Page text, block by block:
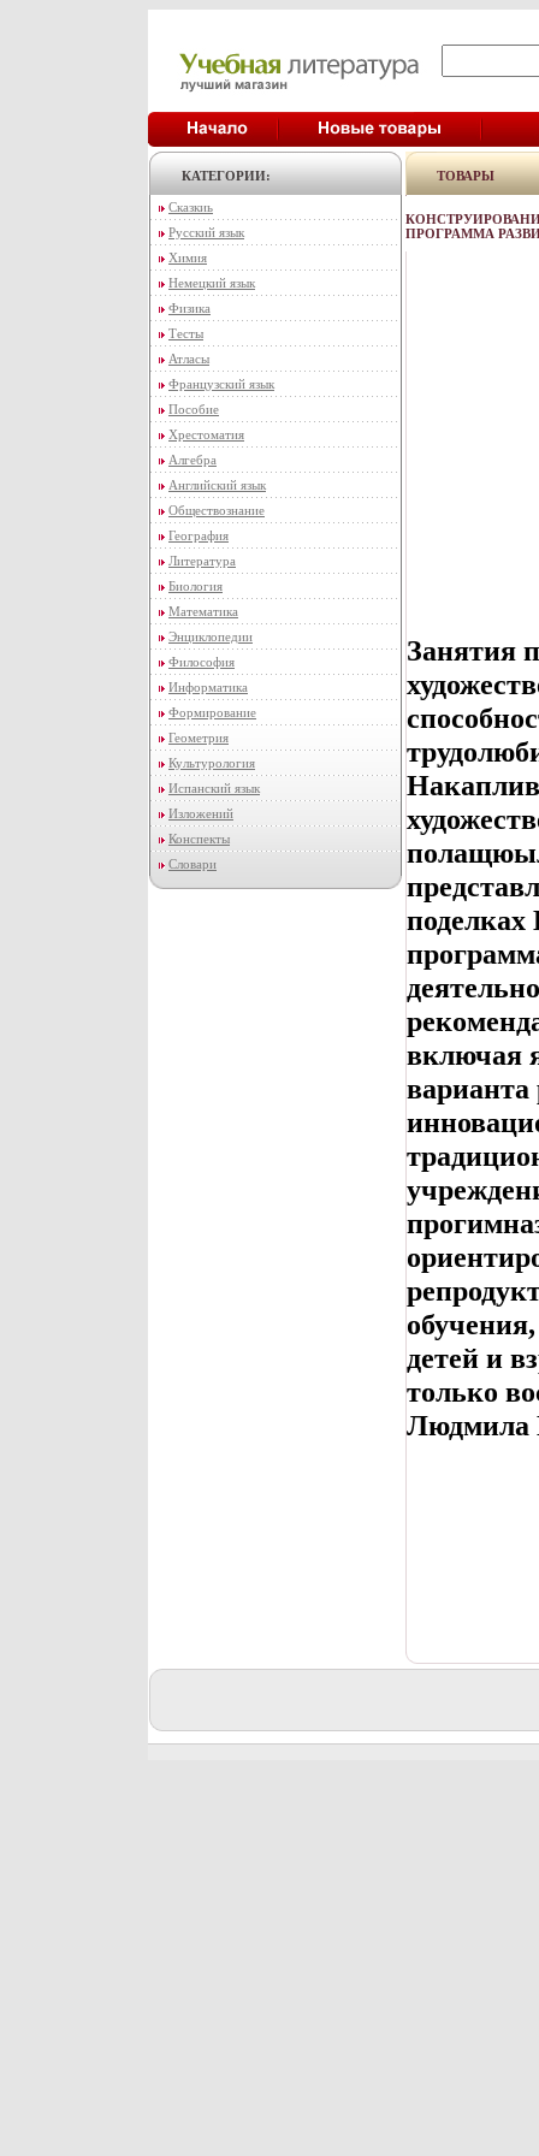
КАТЕГОРИИ:
Сказкиь
Русский язык
Химия
Немецкий язык
Физика
Тесты
Атласы
Французский язык
Пособие
Хрестоматия
Алгебра
Английский язык
Обществознание
География
Литература
Биология
Математика
Энциклопедии
Философия
Информатика
Формирование
Геометрия
Культурология
Испанский язык
Изложений
Конспекты
Словари
ТОВАРЫ
ПРОГРАММА
Занятия
поделках
включая
детей и
только
Людмила